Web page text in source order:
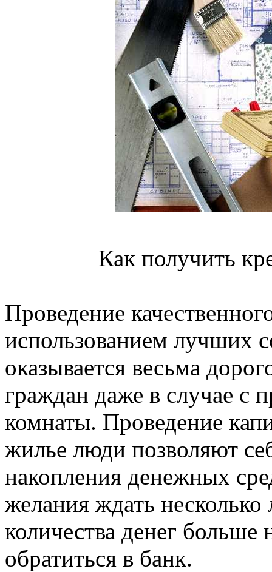
Как получить
Проведение
использованием лучших
оказывается весьма
граждан даже в случае с
комнаты. Проведение
жилье люди позволяют
накопления денежных
желания ждать
количества денег больше
обратиться в банк.